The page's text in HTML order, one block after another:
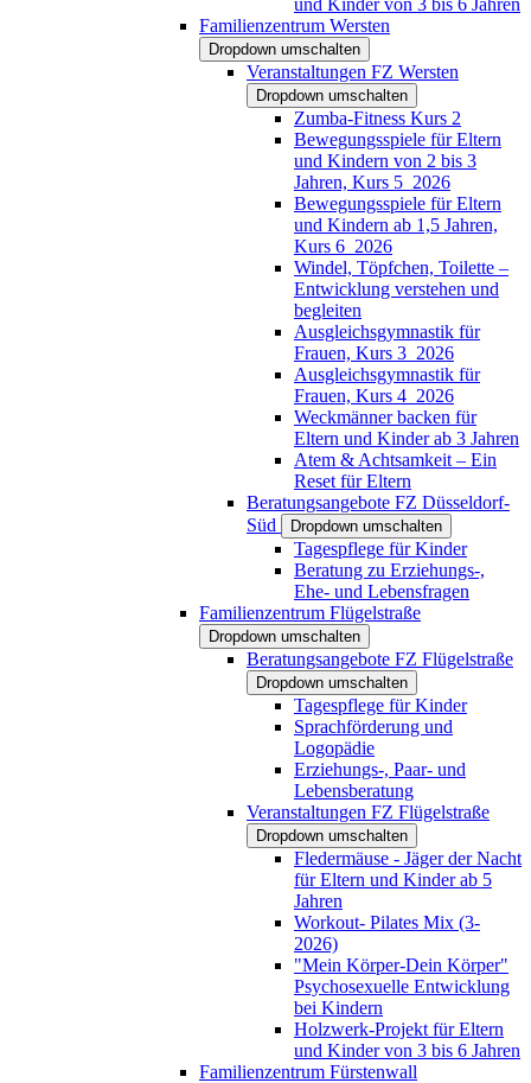
Familienzentrum Wersten
Dropdown umschalten
Veranstaltungen FZ Wersten
Dropdown umschalten
Zumba-Fitness Kurs 2
Bewegungsspiele für Eltern
und Kindern von 2 bis 3
Jahren, Kurs 5_2026
Bewegungsspiele für Eltern
und Kindern ab 1,5 Jahren,
Kurs 6_2026
Windel, Töpfchen, Toilette –
Entwicklung verstehen und
begleiten
Ausgleichsgymnastik für
Frauen, Kurs 3_2026
Ausgleichsgymnastik für
Frauen, Kurs 4_2026
Weckmänner backen für
Eltern und Kinder ab 3 Jahren
Atem & Achtsamkeit – Ein
Reset für Eltern
Beratungsangebote FZ Düsseldorf-
Süd
Dropdown umschalten
Tagespflege für Kinder
Beratung zu Erziehungs-,
Ehe- und Lebensfragen
Familienzentrum Flügelstraße
Dropdown umschalten
Beratungsangebote FZ Flügelstraße
Dropdown umschalten
Tagespflege für Kinder
Sprachförderung und
Logopädie
Erziehungs-, Paar- und
Lebensberatung
Veranstaltungen FZ Flügelstraße
Dropdown umschalten
Fledermäuse - Jäger der Nacht
für Eltern und Kinder ab 5
Jahren
Workout- Pilates Mix (3-
2026)
"Mein Körper-Dein Körper"
Psychosexuelle Entwicklung
bei Kindern
Holzwerk-Projekt für Eltern
und Kinder von 3 bis 6 Jahren
Familienzentrum Fürstenwall